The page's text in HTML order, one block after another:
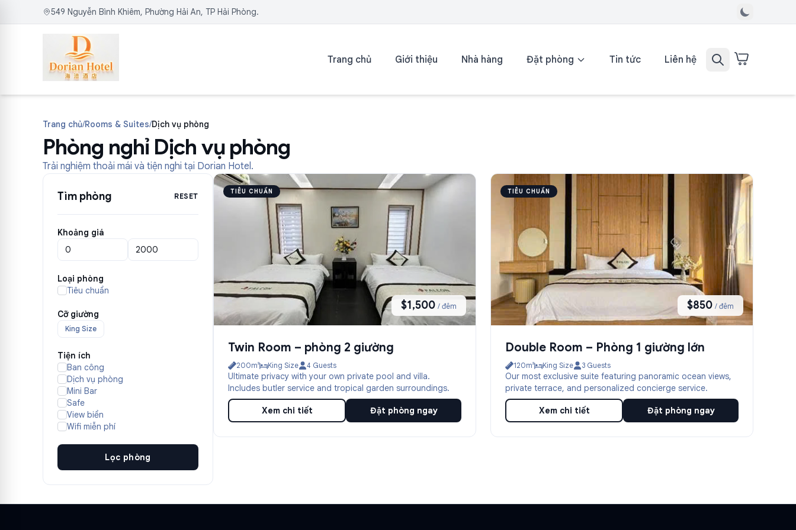
549 Nguyễn Bình Khiêm, Phường Hải An, TP Hải Phòng.
Trang chủ Giới thiệu Nhà hàng Đặt phòng Tin tức Liên hệ
Trang chủ/Rooms & Suites/Dịch vụ phòng
Phòng nghỉ Dịch vụ phòng
Trải nghiệm thoải mái và tiện nghi tại Dorian Hotel.
Tìm phòng RESET
Khoảng giá
Loại phòng
Tiêu chuẩn
Cỡ giường
King Size
Tiện ích
Ban công
Dịch vụ phòng
Mini Bar
Safe
View biển
Wifi miễn phí
Lọc phòng
TIÊU CHUẨN
$1,500 / đêm
Twin Room – phòng 2 giường
200m² King Size 4 Guests
Ultimate privacy with your own private pool and villa.
Includes butler service and tropical garden surroundings.
Xem chi tiết Đặt phòng ngay
TIÊU CHUẨN
$850 / đêm
Double Room – Phòng 1 giường lớn
120m² King Size 3 Guests
Our most exclusive suite featuring panoramic ocean views,
private terrace, and personalized concierge service.
Xem chi tiết Đặt phòng ngay